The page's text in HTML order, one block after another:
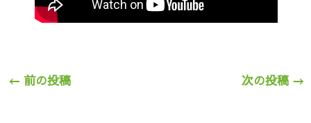
← 前の投稿 次の投稿 →